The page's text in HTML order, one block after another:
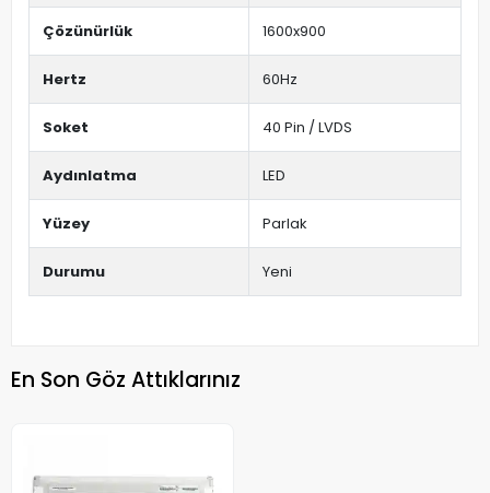
Çözünürlük 1600x900
Hertz 60Hz
Soket 40 Pin / LVDS
Aydınlatma LED
Yüzey Parlak
Durumu Yeni
En Son Göz Attıklarınız